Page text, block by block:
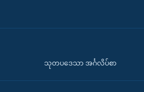
သုတပဒေသာ အင်္ဂလိပ်စာ